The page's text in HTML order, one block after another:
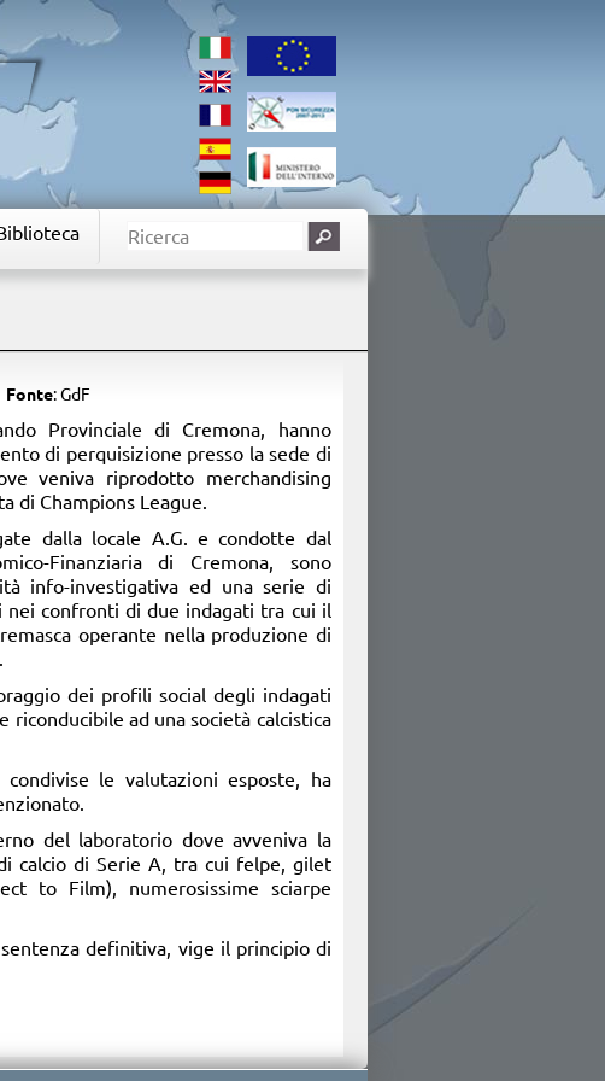
Fonte: GdF
Provinciale di Cremona, hanno
di perquisizione presso la sede di
veniva riprodotto merchandising
di Champions League.
dalla locale A.G. e condotte dal
Finanziaria di Cremona, sono
info-investigativa ed una serie di
confronti di due indagati tra cui il
operante nella produzione di
dei profili social degli indagati
ad una società calcistica
le valutazioni esposte, ha
del laboratorio dove avveniva la
calcio di Serie A, tra cui felpe, gilet
to Film), numerosissime sciarpe
definitiva, vige il principio di